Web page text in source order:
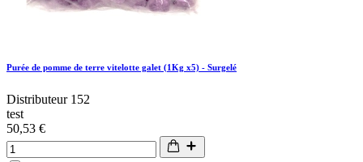
Purée de pomme de terre vitelotte galet (1Kg x5) - Surgelé
Distributeur 152
test
50,53 €